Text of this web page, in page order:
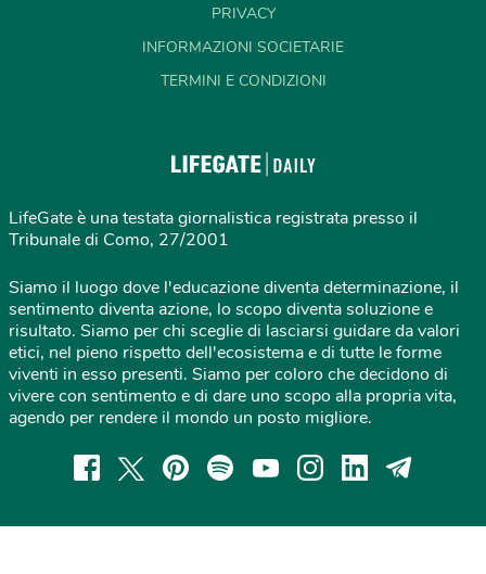
PRIVACY
INFORMAZIONI SOCIETARIE
TERMINI E CONDIZIONI
LifeGate è una testata giornalistica registrata presso il
Tribunale di Como, 27/2001
Siamo il luogo dove l'educazione diventa determinazione, il
sentimento diventa azione, lo scopo diventa soluzione e
risultato. Siamo per chi sceglie di lasciarsi guidare da valori
etici, nel pieno rispetto dell'ecosistema e di tutte le forme
viventi in esso presenti. Siamo per coloro che decidono di
vivere con sentimento e di dare uno scopo alla propria vita,
agendo per rendere il mondo un posto migliore.